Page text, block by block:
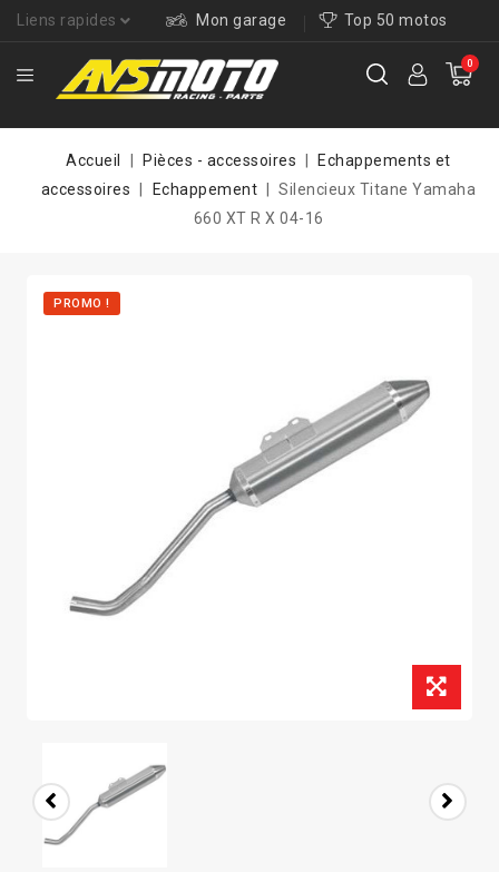
Liens rapides Mon garage Top 50 motos
0
Accueil Pièces - accessoires
Echappements et
accessoires
Echappement
Silencieux Titane Yamaha
660 XT R X 04-16
PROMO !